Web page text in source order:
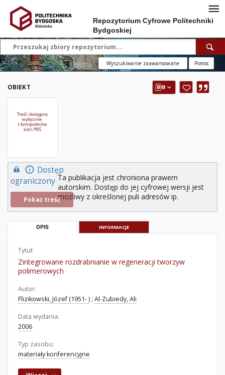
Repozytorium Cyfrowe Politechniki
Bydgoskiej
Wyszukiwanie zaawansowane Pomoc
OBIEKT
Dostęp
ograniczony
Pokaż treść
Ta publikacja jest chroniona prawem
autorskim. Dostęp do jej cyfrowej wersji jest
możliwy z określonej puli adresów ip.
OPIS INFORMACJE
Tytuł:
Zintegrowane rozdrabnianie w regeneracji tworzyw
polimerowych
Autor:
Flizikowski, Józef (1951- ) ; Al-Zubiedy, Ali
Data wydania:
2006
Typ zasobu:
materiały konferencyjne